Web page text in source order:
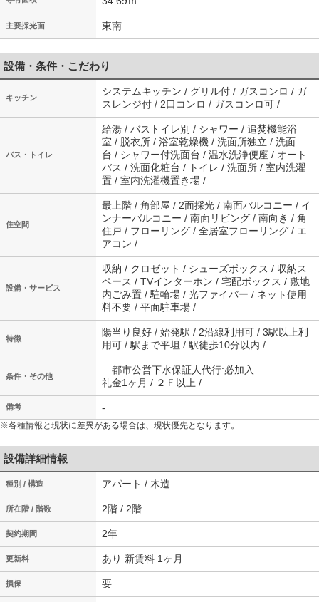
主要採光面 東南
設備・条件・こだわり
キッチン
システムキッチン / グリル付 / ガスコンロ / ガ
スレンジ付 / 2口コンロ / ガスコンロ可 /
バス・トイレ
給湯 / バストイレ別 / シャワー / 追焚機能浴
室 / 脱衣所 / 浴室乾燥機 / 洗面所独立 / 洗面
台 / シャワー付洗面台 / 温水洗浄便座 / オート
バス / 洗面化粧台 / トイレ / 洗面所 / 室内洗濯
置 / 室内洗濯機置き場 /
住空間
最上階 / 角部屋 / 2面採光 / 南面バルコニー / イ
ンナーバルコニー / 南面リビング / 南向き / 角
住戸 / フローリング / 全居室フローリング / エ
アコン /
設備・サービス
収納 / クロゼット / シューズボックス / 収納ス
ペース / TVインターホン / 宅配ボックス / 敷地
内ごみ置 / 駐輪場 / 光ファイバー / ネット使用
料不要 / 平面駐車場 /
特徴
陽当り良好 / 始発駅 / 2沿線利用可 / 3駅以上利
用可 / 駅まで平坦 / 駅徒歩10分以内 /
条件・その他
都市公営下水保証人代行:必加入
礼金1ヶ月 / ２Ｆ以上 /
備考 -
※各種情報と現状に差異がある場合は、現状優先となります。
設備詳細情報
種別 / 構造 アパート / 木造
所在階 / 階数 2階 / 2階
契約期間 2年
更新料 あり 新賃料 1ヶ月
損保 要